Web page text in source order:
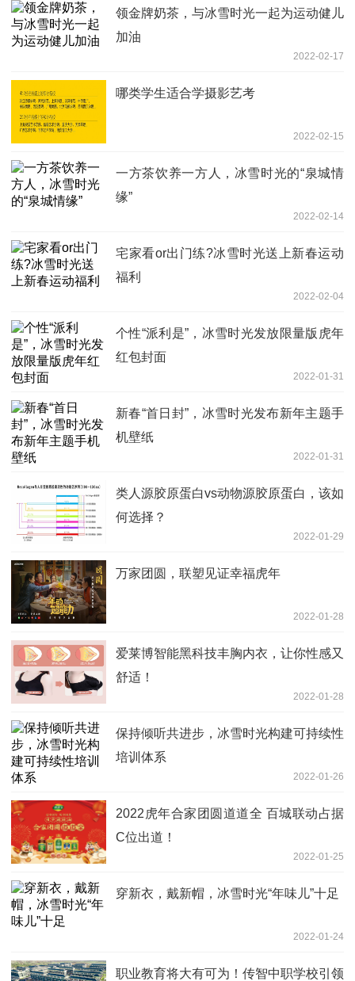
领金牌奶茶，与冰雪时光一起为运动健儿
加油
2022-02-17
哪类学生适合学摄影艺考
2022-02-15
一方茶饮养一方人，冰雪时光的“泉城情
缘”
2022-02-14
宅家看or出门练?冰雪时光送上新春运动
福利
2022-02-04
个性“派利是”，冰雪时光发放限量版虎年
红包封面
2022-01-31
新春“首日封”，冰雪时光发布新年主题手
机壁纸
2022-01-31
类人源胶原蛋白vs动物源胶原蛋白，该如
何选择？
2022-01-29
万家团圆，联塑见证幸福虎年
2022-01-28
爱莱博智能黑科技丰胸内衣，让你性感又
舒适！
2022-01-28
保持倾听共进步，冰雪时光构建可持续性
培训体系
2022-01-26
2022虎年合家团圆道道全 百城联动占据
C位出道！
2022-01-25
穿新衣，戴新帽，冰雪时光“年味儿”十足
2022-01-24
职业教育将大有可为！传智中职学校引领